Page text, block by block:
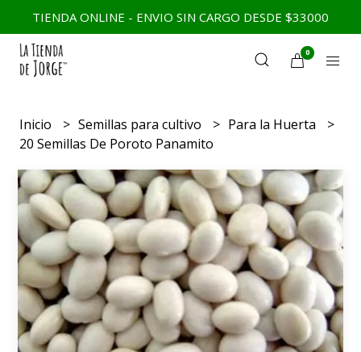
TIENDA ONLINE - ENVIO SIN CARGO DESDE $33000
0
Inicio Semillas para cultivo
Para la Huerta
20 Semillas De Poroto Panamito